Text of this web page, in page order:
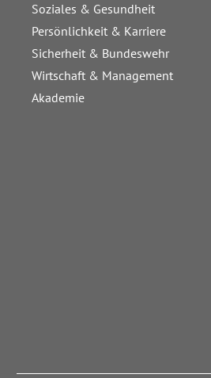
Soziales & Gesundheit
Persönlichkeit & Karriere
Sicherheit & Bundeswehr
Wirtschaft & Management
Akademie